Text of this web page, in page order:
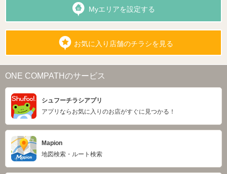
Myエリアを設定する
お気に入り店舗のチラシを見る
ONE COMPATHのサービス
シュフーチラシアプリ
アプリならお気に入りのお店がすぐに見つかる！
Mapion
地図検索・ルート検索